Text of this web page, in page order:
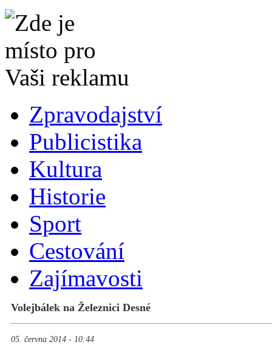
Zpravodajství
Publicistika
Kultura
Historie
Sport
Cestování
Zajímavosti
Volejbálek na Železnici Desné
05. června 2014 - 10:44